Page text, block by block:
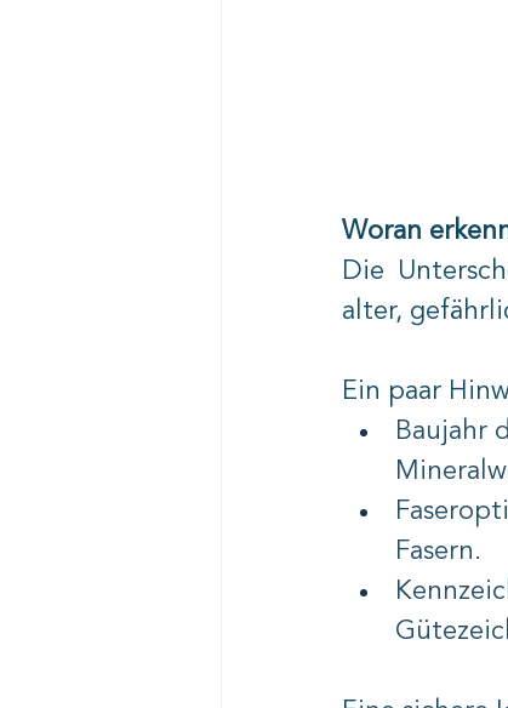
Woran
Die
alter,
Ein paar
Baujahr
Fasern.